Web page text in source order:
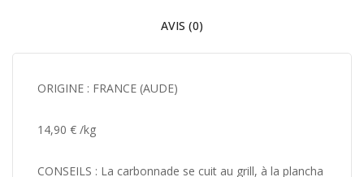
AVIS (0)
ORIGINE : FRANCE (AUDE)
14,90 € /kg
CONSEILS : La carbonnade se cuit au grill, à la plancha